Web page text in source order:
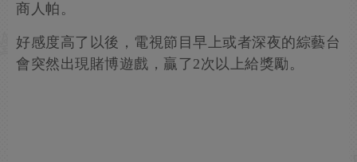
商人帕。
好感度高了以後，電視節目早上或者深夜的綜藝台
會突然出現賭博遊戲，贏了2次以上給獎勵。